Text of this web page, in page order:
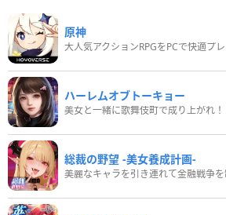
原神
大人気アクションRPGをPCで快適プレ
ハーレムオブトーキョー
美女と一緒に歌舞伎町で成り上がれ！
総裁の野望 -美女養成計画-
美麗なキャラを引き連れて金融戦争を